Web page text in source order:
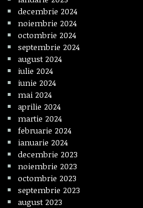
decembrie 2024
noiembrie 2024
octombrie 2024
septembrie 2024
august 2024
iulie 2024
iunie 2024
mai 2024
aprilie 2024
martie 2024
februarie 2024
ianuarie 2024
decembrie 2023
noiembrie 2023
octombrie 2023
septembrie 2023
august 2023